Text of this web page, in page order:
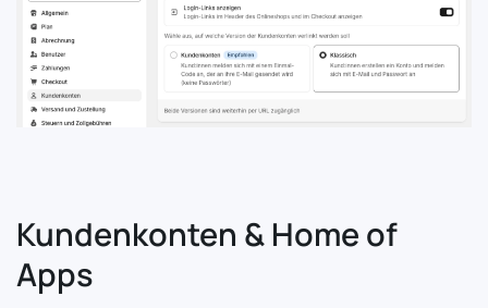
Kundenkonten & Home of
Apps